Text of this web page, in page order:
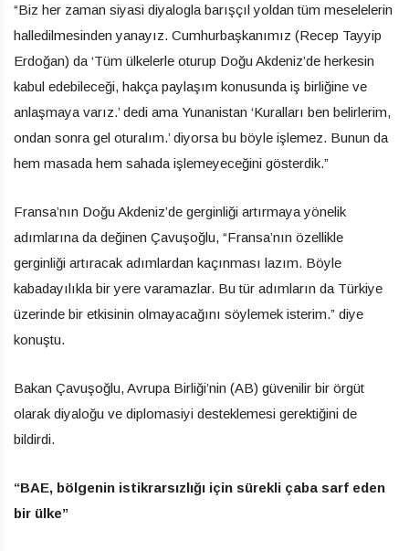
“Biz her zaman siyasi diyalogla barışçıl yoldan tüm meselelerin
halledilmesinden yanayız. Cumhurbaşkanımız (Recep Tayyip
Erdoğan) da ‘Tüm ülkelerle oturup Doğu Akdeniz’de herkesin
kabul edebileceği, hakça paylaşım konusunda iş birliğine ve
anlaşmaya varız.’ dedi ama Yunanistan ‘Kuralları ben belirlerim,
ondan sonra gel oturalım.’ diyorsa bu böyle işlemez. Bunun da
hem masada hem sahada işlemeyeceğini gösterdik.”
Fransa’nın Doğu Akdeniz’de gerginliği artırmaya yönelik
adımlarına da değinen Çavuşoğlu, “Fransa’nın özellikle
gerginliği artıracak adımlardan kaçınması lazım. Böyle
kabadayılıkla bir yere varamazlar. Bu tür adımların da Türkiye
üzerinde bir etkisinin olmayacağını söylemek isterim.” diye
konuştu.
Bakan Çavuşoğlu, Avrupa Birliği’nin (AB) güvenilir bir örgüt
olarak diyaloğu ve diplomasiyi desteklemesi gerektiğini de
bildirdi.
“BAE, bölgenin istikrarsızlığı için sürekli çaba sarf eden
bir ülke”